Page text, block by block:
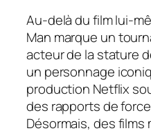
Au-delà du film lui-
Man marque un
acteur de la stature
un personnage
production Netflix
des rapports de
Désormais, des